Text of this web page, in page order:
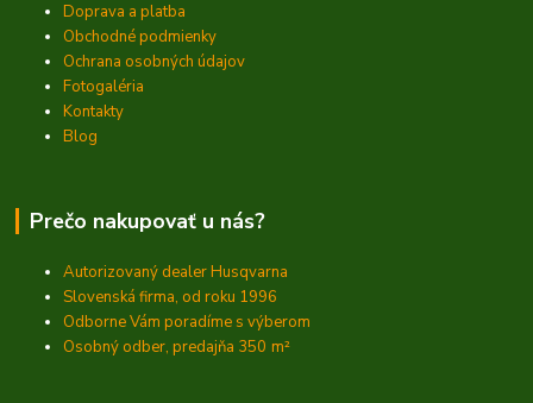
Doprava a platba
Obchodné podmienky
Ochrana osobných údajov
Fotogaléria
Kontakty
Blog
Prečo nakupovať u nás?
Autorizovaný dealer Husqvarna
Slovenská firma, od roku 1996
Odborne Vám poradíme s výberom
Osobný odber, predajňa 350 m²